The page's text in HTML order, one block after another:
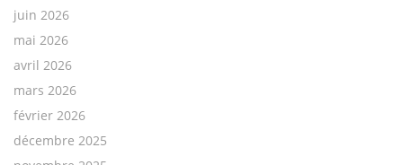
juin 2026
mai 2026
avril 2026
mars 2026
février 2026
décembre 2025